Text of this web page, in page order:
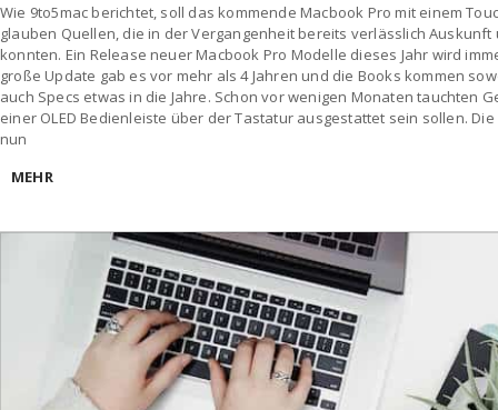
Wie 9to5mac berichtet, soll das kommende Macbook Pro mit einem
glauben Quellen, die in der Vergangenheit bereits verlässlich
konnten. Ein Release neuer Macbook Pro Modelle dieses Jahr wird
große Update gab es vor mehr als 4 Jahren und die Books kommen
auch Specs etwas in die Jahre. Schon vor wenigen Monaten tauchten
einer OLED Bedienleiste über der Tastatur ausgestattet sein sollen.
nun
MEHR